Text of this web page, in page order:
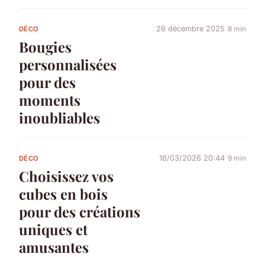
DÉCO
Bougies
personnalisées
pour des
moments
inoubliables
26 décembre 2025 8 min
DÉCO
Choisissez vos
cubes en bois
pour des créations
uniques et
amusantes
18/03/2026 20:44 9 min